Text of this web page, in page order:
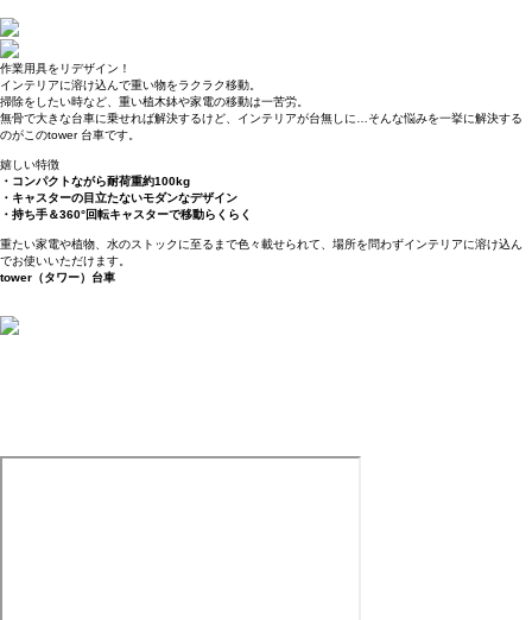
作業用具をリデザイン！
インテリアに溶け込んで重い物をラクラク移動。
掃除をしたい時など、重い植木鉢や家電の移動は一苦労。
無骨で大きな台車に乗せれば解決するけど、インテリアが台無しに…そんな悩みを一挙に解決する
のがこのtower 台車です。
嬉しい特徴
・コンパクトながら耐荷重約100kg
・キャスターの目立たないモダンなデザイン
・持ち手＆360°回転キャスターで移動らくらく
重たい家電や植物、水のストックに至るまで色々載せられて、場所を問わずインテリアに溶け込ん
でお使いいただけます。
tower（タワー）台車